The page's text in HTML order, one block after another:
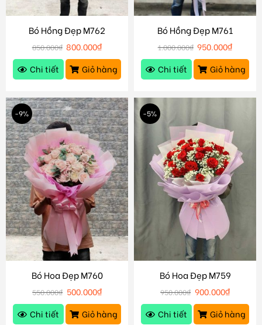
Bó Hồng Đẹp M762
850.000₫ 800.000₫
Chi tiết
Giỏ hàng
Bó Hồng Đẹp M761
1.000.000₫ 950.000₫
Chi tiết
Giỏ hàng
-9%
Bó Hoa Đẹp M760
550.000₫ 500.000₫
Chi tiết
Giỏ hàng
-5%
Bó Hoa Đẹp M759
950.000₫ 900.000₫
Chi tiết
Giỏ hàng